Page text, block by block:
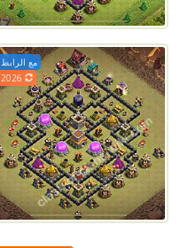
مع الرابط
2026